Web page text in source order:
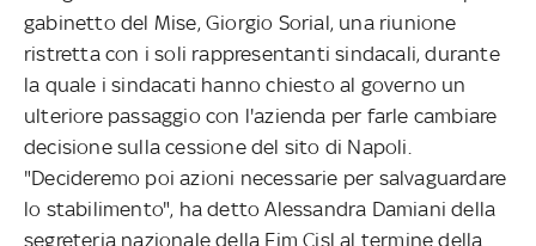
gabinetto del Mise, Giorgio Sorial, una riunione
ristretta con i soli rappresentanti sindacali, durante
la quale i sindacati hanno chiesto al governo un
ulteriore passaggio con l'azienda per farle cambiare
decisione sulla cessione del sito di Napoli.
"Decideremo poi azioni necessarie per salvaguardare
lo stabilimento", ha detto Alessandra Damiani della
segreteria nazionale della Fim Cisl al termine della